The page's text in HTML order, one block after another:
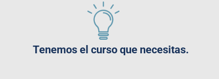
Tenemos el curso que necesitas.